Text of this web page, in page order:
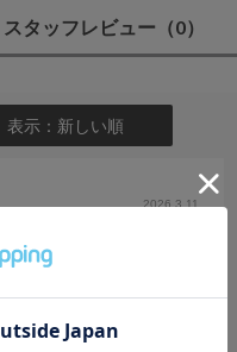
スタッフレビュー （0）
表示：新しい順
2026.3.11
156～160cm